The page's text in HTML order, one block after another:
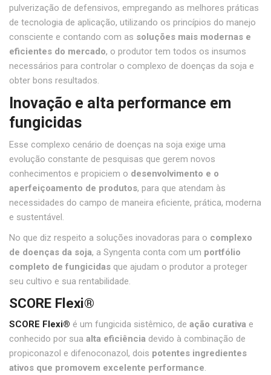
pulverização de defensivos, empregando as melhores práticas
de tecnologia de aplicação, utilizando os princípios do manejo
consciente e contando com as soluções mais modernas e
eficientes do mercado, o produtor tem todos os insumos
necessários para controlar o complexo de doenças da soja e
obter bons resultados.
Inovação e alta performance em
fungicidas
Esse complexo cenário de doenças na soja exige uma
evolução constante de pesquisas que gerem novos
conhecimentos e propiciem o desenvolvimento e o
aperfeiçoamento de produtos, para que atendam às
necessidades do campo de maneira eficiente, prática, moderna
e sustentável.
No que diz respeito a soluções inovadoras para o complexo
de doenças da soja, a Syngenta conta com um portfólio
completo de fungicidas que ajudam o produtor a proteger
seu cultivo e sua rentabilidade.
SCORE Flexi®
SCORE Flexi® é um fungicida sistêmico, de ação curativa e
conhecido por sua alta eficiência devido à combinação de
propiconazol e difenoconazol, dois potentes ingredientes
ativos que promovem excelente performance.